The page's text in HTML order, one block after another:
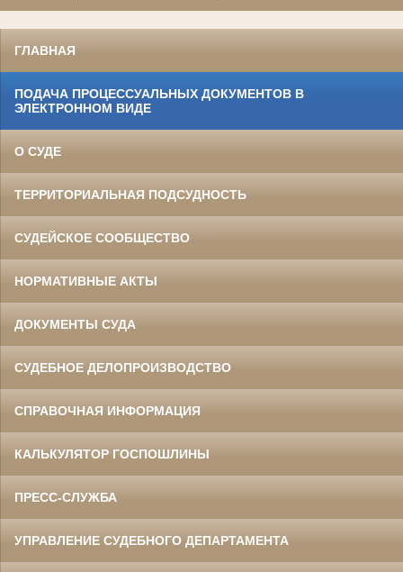
ГЛАВНАЯ
ПОДАЧА ПРОЦЕССУАЛЬНЫХ ДОКУМЕНТОВ В
ЭЛЕКТРОННОМ ВИДЕ
О СУДЕ
ТЕРРИТОРИАЛЬНАЯ ПОДСУДНОСТЬ
СУДЕЙСКОЕ СООБЩЕСТВО
НОРМАТИВНЫЕ АКТЫ
ДОКУМЕНТЫ СУДА
СУДЕБНОЕ ДЕЛОПРОИЗВОДСТВО
СПРАВОЧНАЯ ИНФОРМАЦИЯ
КАЛЬКУЛЯТОР ГОСПОШЛИНЫ
ПРЕСС-СЛУЖБА
УПРАВЛЕНИЕ СУДЕБНОГО ДЕПАРТАМЕНТА